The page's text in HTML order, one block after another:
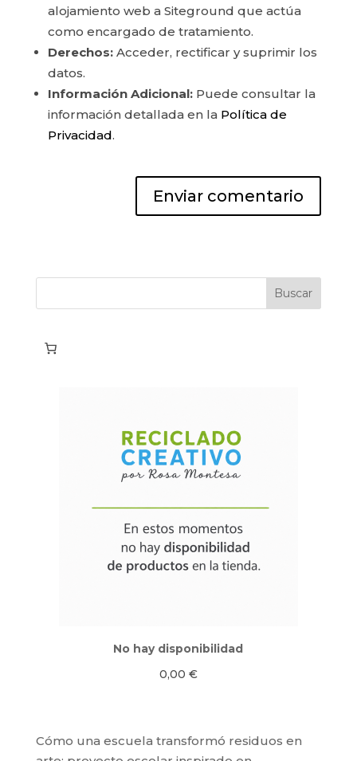
alojamiento web a Siteground que actúa
como encargado de tratamiento.
Derechos:Acceder, rectificar y suprimir los
datos.
Información Adicional:Puede consultar la
información detallada en la Política de
Privacidad.
No hay disponibilidad
0,00 €
Cómo una escuela transformó residuos en